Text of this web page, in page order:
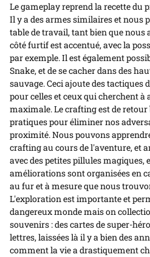
Le gameplay reprend la recette du
Il y a des armes similaires et nous
table de travail, tant bien que nous
côté furtif est accentué, avec la
par exemple. Il est également
Snake, et de se cacher dans des
sauvage. Ceci ajoute des tactiques
pour celles et ceux qui cherchent
maximale. Le crafting est de retour
pratiques pour éliminer nos
proximité. Nous pouvons
crafting au cours de l'aventure, et
avec des petites pillules magiques,
améliorations sont organisées en
au fur et à mesure que nous
L'exploration est importante et
dangereux monde mais on
souvenirs : des cartes de super-
lettres, laissées là il y a bien des
comment la vie a drastiquement